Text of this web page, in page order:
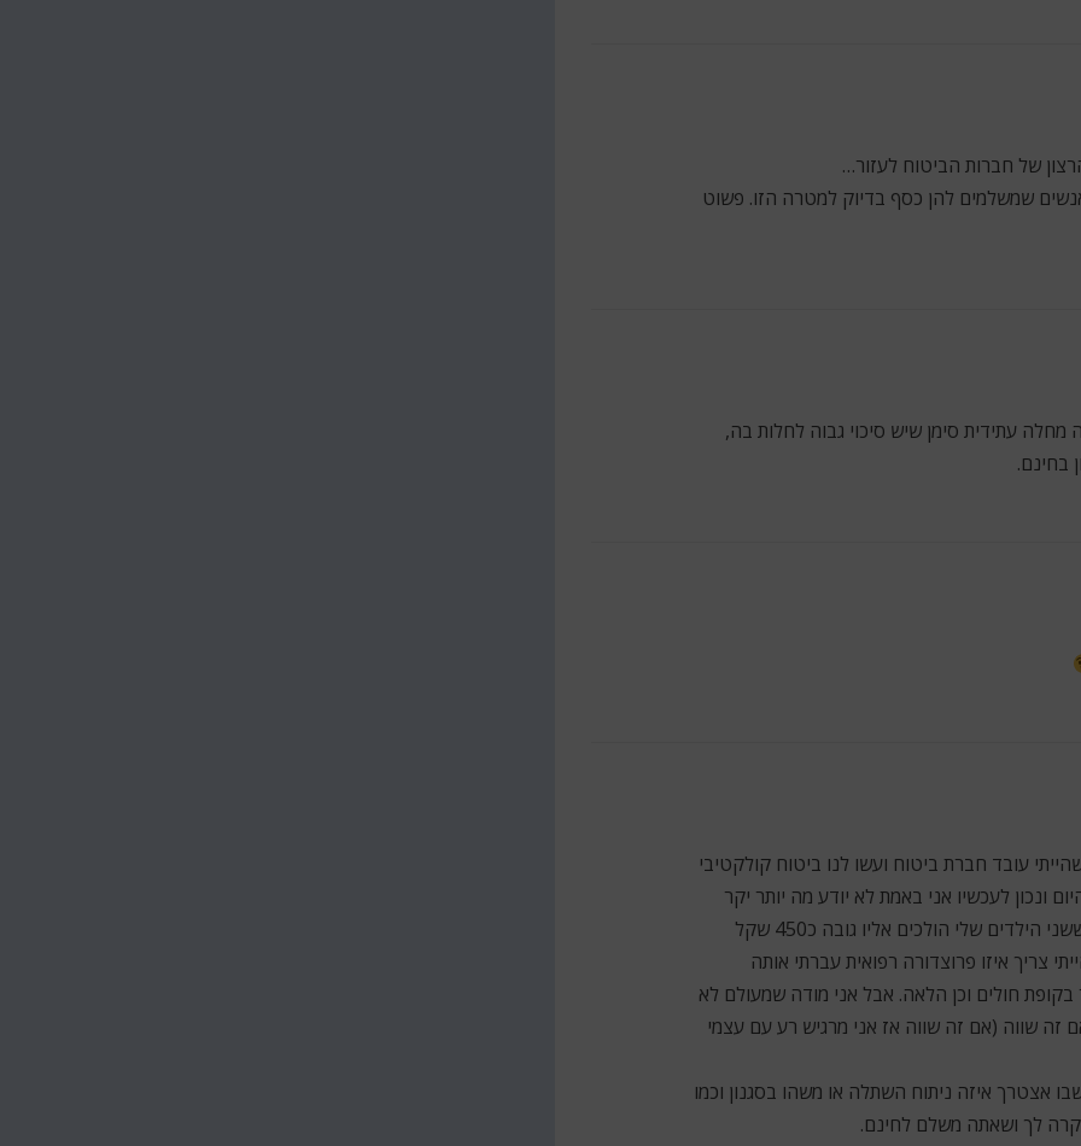
של חברות הביטוח לעזור…
שמשלמים להן כסף בדיוק למטרה הזו. פשוט
עתידית סימן שיש סיכוי גבוה לחלות בה,
בחינם.
עובד חברת ביטוח ועשו לנו ביטוח קולקטיבי
לעכשיו אני באמת לא יודע מה יותר יקר
ממה – העובדה היא שרופא האלרגיה הפרטי ששני הילדים שלי הולכים אליו גובה כ450 שקל
אני מקבל החזר של 360. כשהייתי צריך איזו פרוצדורה רפואית עברתי אותה
חולים וכן הלאה. אבל אני מודה שמעולם לא
שווה (אם זה שווה אז אני מרגיש רע עם עצמי
אצטרך איזה ניתוח השתלה או משהו בסגנון וכמו
לך ושאתה משלם לחינם.